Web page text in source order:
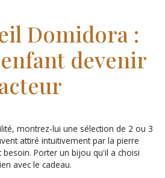
Domidora :
devenir
montrez-lui une sélection de 2 ou 3
attiré intuitivement par la pierre
Porter un bijou qu'il a choisi
avec le cadeau.